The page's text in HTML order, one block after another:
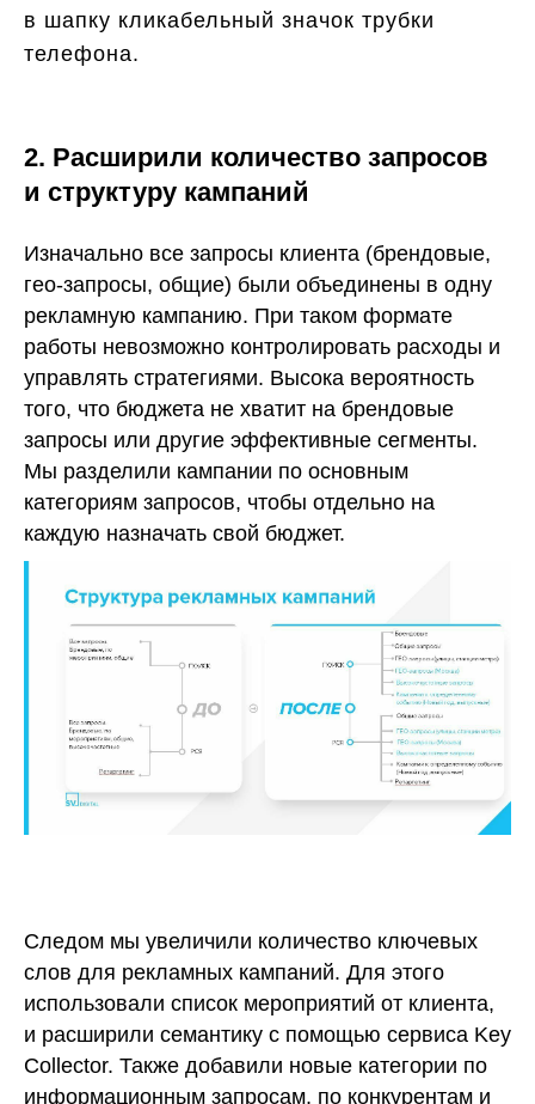
в шапку кликабельный значок трубки
телефона.
2. Расширили количество запросов
и структуру кампаний
Изначально все запросы клиента (брендовые,
гео-запросы, общие) были объединены в одну
рекламную кампанию. При таком формате
работы невозможно контролировать расходы и
управлять стратегиями. Высока вероятность
того, что бюджета не хватит на брендовые
запросы или другие эффективные сегменты.
Мы разделили кампании по основным
категориям запросов, чтобы отдельно на
каждую назначать свой бюджет.
Следом мы увеличили количество ключевых
слов для рекламных кампаний. Для этого
использовали список мероприятий от клиента,
и расширили семантику с помощью сервиса Key
Collector. Также добавили новые категории по
информационным запросам, по конкурентам и